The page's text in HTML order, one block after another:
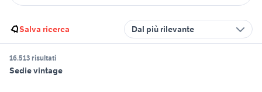
Salva ricerca Dal più rilevante
16.513 risultati
Sedie vintage